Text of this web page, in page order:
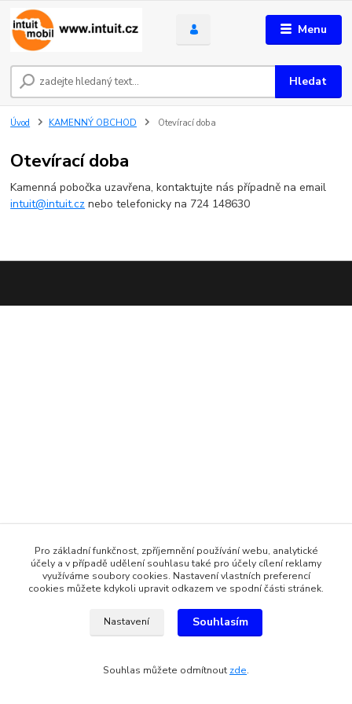
Menu
Hledat
Úvod KAMENNÝ OBCHOD Otevírací doba
Otevírací doba
Kamenná pobočka uzavřena, kontaktujte nás případně na email
intuit@intuit.cz nebo telefonicky na 724 148630
Pro základní funkčnost, zpříjemnění používání webu, analytické
účely a v případě udělení souhlasu také pro účely cílení reklamy
využíváme soubory cookies. Nastavení vlastních preferencí
cookies můžete kdykoli upravit odkazem ve spodní části stránek.
Nastavení Souhlasím
Souhlas můžete odmítnout zde.